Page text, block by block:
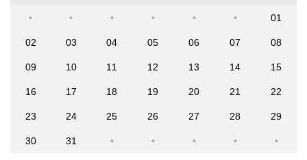
01
02 03 04 05 06 07 08
09 10 11 12 13 14 15
16 17 18 19 20 21 22
23 24 25 26 27 28 29
30 31